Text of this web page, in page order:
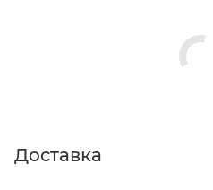
Доставка